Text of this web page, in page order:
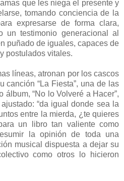
que les niega el presente y
tomando conciencia de la
expresarse de forma clara,
un testimonio generacional al
puñado de iguales, capaces de
postulados vitales.
líneas, atronan por los cascos
canción “La Fiesta”, una de las
“No lo Volveré a Hacer”,
“da igual donde sea la
entre la mierda, ¿te quieres
un libro tan valiente como
la opinión de toda una
musical dispuesta a dejar su
como otros lo hicieron